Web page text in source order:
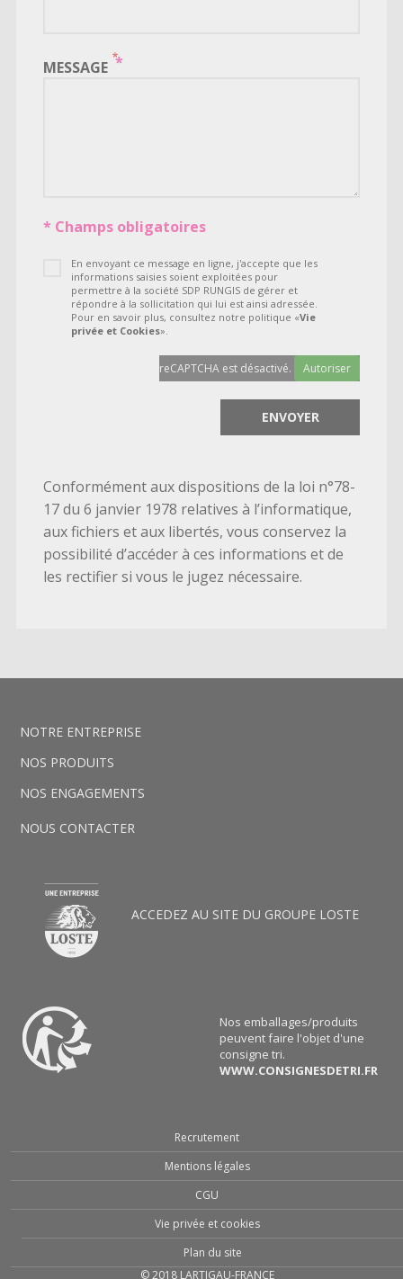
MESSAGE
* Champs obligatoires
En envoyant ce message en ligne, j'accepte que les
informations saisies soient exploitées pour
permettre à la société SDP RUNGIS de gérer et
répondre à la sollicitation qui lui est ainsi adressée.
Pour en savoir plus, consultez notre politique «Vie
privée et Cookies».
reCAPTCHA est désactivé. Autoriser
Conformément aux dispositions de la loi n°78-
17 du 6 janvier 1978 relatives à l’informatique,
aux fichiers et aux libertés, vous conservez la
possibilité d’accéder à ces informations et de
les rectifier si vous le jugez nécessaire.
Nos emballages/produits
peuvent faire l'objet d'une
consigne tri.
WWW.CONSIGNESDETRI.FR
NOTRE ENTREPRISE
NOS PRODUITS
NOS ENGAGEMENTS
NOUS CONTACTER
ACCEDEZ AU SITE DU GROUPE LOSTE
Recrutement
Mentions légales
CGU
Vie privée et cookies
Plan du site
© 2018 LARTIGAU-FRANCE